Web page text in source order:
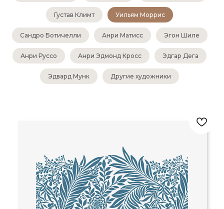
Густав Климт Уильям Моррис
Сандро Ботичелли Анри Матисс Эгон Шиле
Анри Руссо Анри Эдмонд Кросс Эдгар Дега
Эдвард Мунк Другие художники